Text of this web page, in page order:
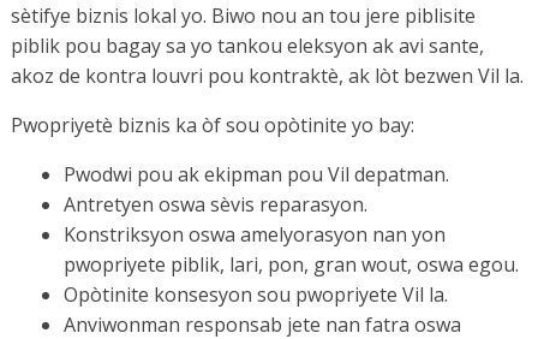
sètifye biznis lokal yo. Biwo nou an tou jere piblisite
piblik pou bagay sa yo tankou eleksyon ak avi sante,
akoz de kontra louvri pou kontraktè, ak lòt bezwen Vil la.
Pwopriyetè biznis ka òf sou opòtinite yo bay:
Pwodwi pou ak ekipman pou Vil depatman.
Antretyen oswa sèvis reparasyon.
Konstriksyon oswa amelyorasyon nan yon
pwopriyete piblik, lari, pon, gran wout, oswa egou.
Opòtinite konsesyon sou pwopriyete Vil la.
Anviwonman responsab jete nan fatra oswa